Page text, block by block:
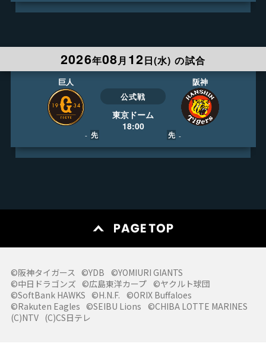
弘竜太郎
解説 村田真一 ライブ視聴
録画予約
2026年08月 12日(水) の試合
巨人
- 先
公式戦
東京ドーム
18:00
阪神
先 -
©阪神タイガース ©YDB ©YOMIURI GIANTS
©中日ドラゴンズ ©広島東洋カープ ©ヤクルト球団
©SoftBank HAWKS ©H.N.F. ©ORIX Buffaloes
©Rakuten Eagles ©SEIBU Lions ©CHIBA LOTTE MARINES
(C)NTV (C)CS日テレ